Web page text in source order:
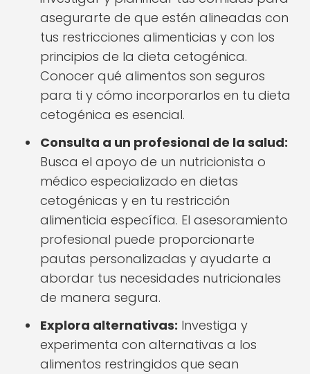
asegurarte de que estén alineadas con
tus restricciones alimenticias y con los
principios de la dieta cetogénica.
Conocer qué alimentos son seguros
para ti y cómo incorporarlos en tu dieta
cetogénica es esencial.
Consulta a un profesional de la salud:
Busca el apoyo de un nutricionista o
médico especializado en dietas
cetogénicas y en tu restricción
alimenticia específica. El asesoramiento
profesional puede proporcionarte
pautas personalizadas y ayudarte a
abordar tus necesidades nutricionales
de manera segura.
Explora alternativas: Investiga y
experimenta con alternativas a los
alimentos restringidos que sean